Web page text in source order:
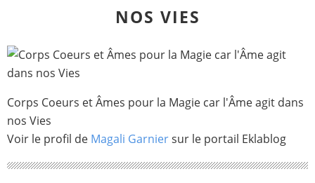
NOS VIES
Corps Coeurs et Âmes pour la Magie car l'Âme agit dans
nos Vies
Voir le profil de Magali Garniersur le portail Eklablog